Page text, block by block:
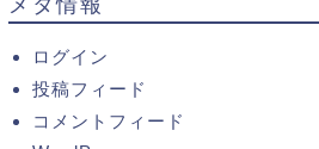
ログイン
投稿フィード
コメントフィード